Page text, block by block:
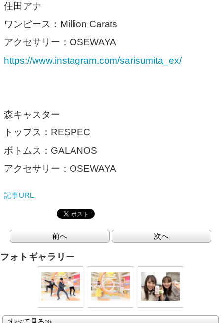
住田アナ
ワンピース：Million Carats
アクセサリー：OSEWAYA
https://www.instagram.com/sarisumita_ex/
森キャスター
トップス：RESPEC
ボトムス：GALANOS
アクセサリー：OSEWAYA
記事URL
前へ 次へ
フォトギャラリー
すべて見る≫